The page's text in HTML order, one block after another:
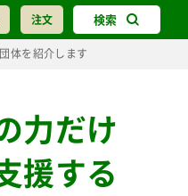
注文 検索
体を紹介します
力だけ
援する